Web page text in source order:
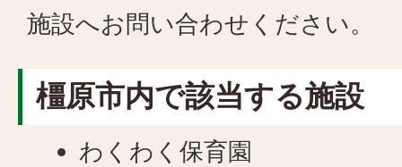
施設へお問い合わせください。
橿原市内で該当する施設
わくわく保育園